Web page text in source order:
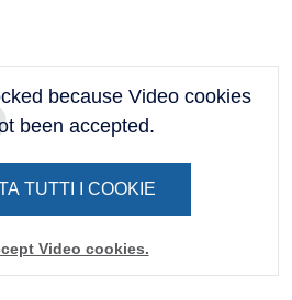
because Video cookies
been accepted.
TUTTI I COOKIE
Video cookies.